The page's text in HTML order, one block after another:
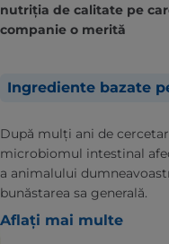
nutriția de calitate pe
companie o merită
Ingrediente bazate
După mulți ani de
microbiomul intestinal
a animalului
bunăstarea sa generală.
Aflați mai multe